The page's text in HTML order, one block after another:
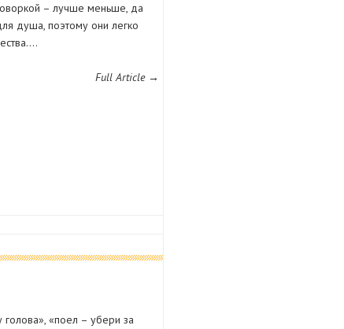
– лучше меньше, да
душа, поэтому они легко
Full Article →
«поел – убери за